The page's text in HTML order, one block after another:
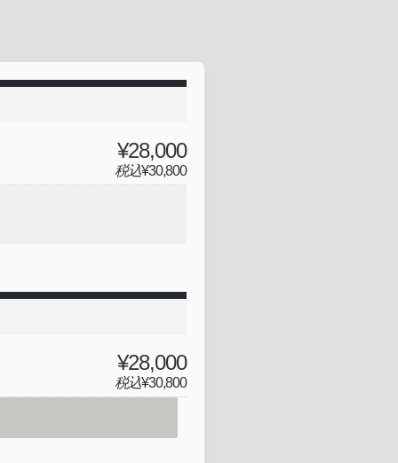
¥28,000
税込¥30,800
¥28,000
税込¥30,800